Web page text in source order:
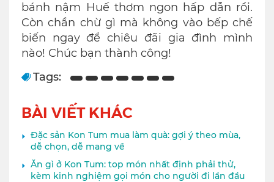
bánh nậm Huế thơm ngon hấp dẫn rồi.
Còn chần chừ gì mà không vào bếp chế
biến ngay để chiêu đãi gia đình mình
nào! Chúc bạn thành công!
Tags:
BÀI VIẾT KHÁC
Đặc sản Kon Tum mua làm quà: gợi ý theo mùa,
dễ chọn, dễ mang về
Ăn gì ở Kon Tum: top món nhất định phải thử,
kèm kinh nghiệm gọi món cho người đi lần đầu